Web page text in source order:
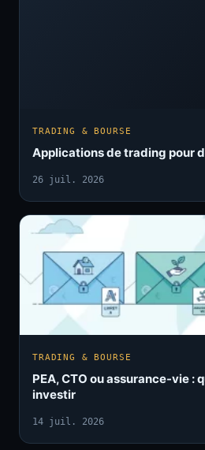
TRADING & BOURSE
Applications de trading pour
26 juil. 2026
TRADING & BOURSE
PEA, CTO ou assurance-vie :
investir
14 juil. 2026